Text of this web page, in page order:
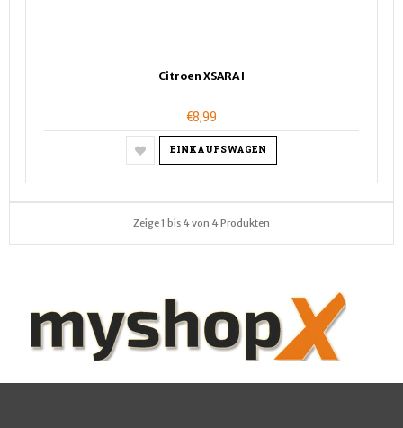
Citroen XSARA I
€8,99
EINKAUFSWAGEN
Zeige 1 bis 4 von 4 Produkten